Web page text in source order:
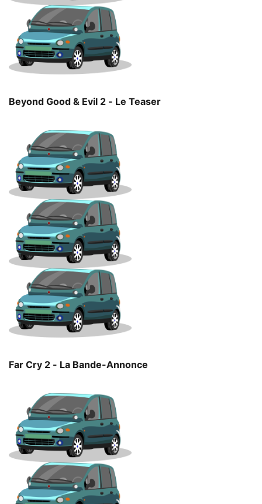
Beyond Good & Evil 2 - Le Teaser
Far Cry 2 - La Bande-Annonce